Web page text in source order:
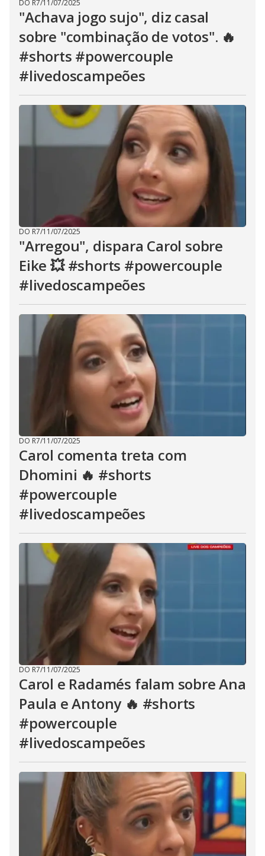
DO R7/11/07/2025
"Achava jogo sujo", diz casal
sobre "combinação de votos". 🔥
#shorts #powercouple
#livedoscampeões
DO R7/11/07/2025
"Arregou", dispara Carol sobre
Eike 💥 #shorts #powercouple
#livedoscampeões
DO R7/11/07/2025
Carol comenta treta com
Dhomini 🔥 #shorts
#powercouple
#livedoscampeões
DO R7/11/07/2025
Carol e Radamés falam sobre Ana
Paula e Antony 🔥 #shorts
#powercouple
#livedoscampeões